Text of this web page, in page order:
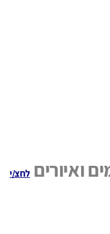
ואיורים לחצ/י